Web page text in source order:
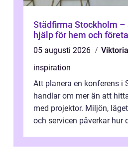
Städfirma Stockholm –
hjälp för hem och
05 augusti 2026
inspiration
Att planera en konferens i
handlar om mer än att
med projektor. Miljön,
och servicen påverkar hur